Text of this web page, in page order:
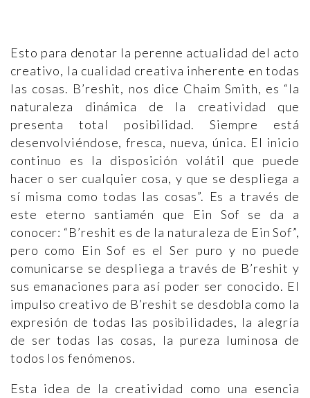
Esto para denotar la perenne actualidad del acto
creativo, la cualidad creativa inherente en todas
las cosas. B’reshit, nos dice Chaim Smith, es “la
naturaleza dinámica de la creatividad que
presenta total posibilidad. Siempre está
desenvolviéndose, fresca, nueva, única. El inicio
continuo es la disposición volátil que puede
hacer o ser cualquier cosa, y que se despliega a
sí misma como todas las cosas”. Es a través de
este eterno santiamén que Ein Sof se da a
conocer: “B’reshit es de la naturaleza de Ein Sof”,
pero como Ein Sof es el Ser puro y no puede
comunicarse se despliega a través de B’reshit y
sus emanaciones para así poder ser conocido. El
impulso creativo de B’reshit se desdobla como la
expresión de todas las posibilidades, la alegría
de ser todas las cosas, la pureza luminosa de
todos los fenómenos.
Esta idea de la creatividad como una esencia